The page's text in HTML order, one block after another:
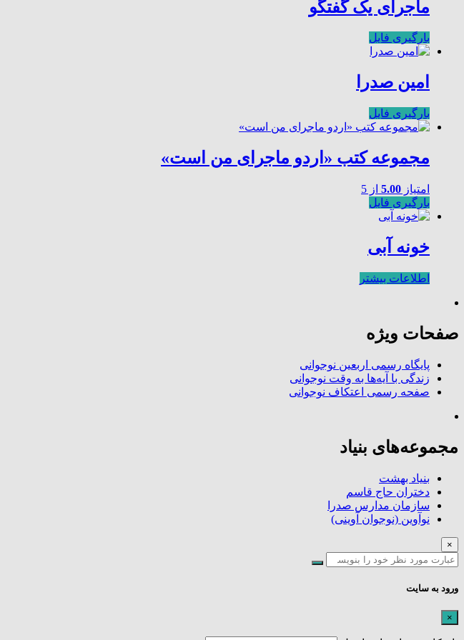
ماجرای یک گفتگو
بارگیری فایل
امین صدرا
بارگیری فایل
مجموعه کتب «اردو ماجرای من است»
امتیاز 5.00 از 5
بارگیری فایل
خونه آبی
اطلاعات بیشتر
صفحات ویژه
پایگاه رسمی اربعین نوجوانی
زندگی با آیه‌ها به وقت نوجوانی
صفحه رسمی اعتکاف نوجوانی
مجموعه‌های بنیاد
بنیاد بهشت
دختران حاج قاسم
سازمان مدارس صدرا
نوآوین (نوجوان آوینی)
×
ورود به سایت
×